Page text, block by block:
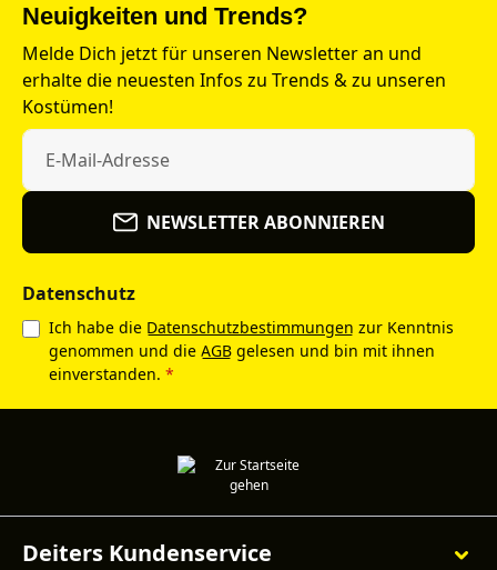
Neuigkeiten und Trends?
Melde Dich jetzt für unseren Newsletter an und
erhalte die neuesten Infos zu Trends & zu unseren
Kostümen!
NEWSLETTER ABONNIEREN
Datenschutz
Ich habe die Datenschutzbestimmungen zur Kenntnis
genommen und die AGB gelesen und bin mit ihnen
einverstanden. *
Deiters Kundenservice